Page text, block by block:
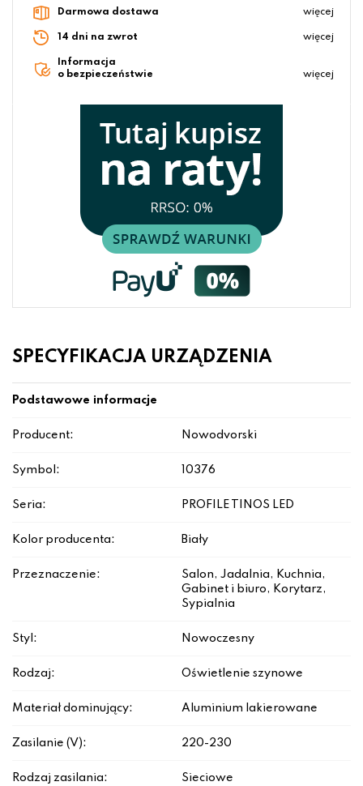
Darmowa dostawa więcej
14 dni na zwrot więcej
Informacja
o bezpieczeństwie
więcej
SPECYFIKACJA URZĄDZENIA
Podstawowe informacje
Producent: Nowodvorski
Symbol: 10376
Seria: PROFILE TINOS LED
Kolor producenta: Biały
Przeznaczenie:
Salon, Jadalnia, Kuchnia,
Gabinet i biuro, Korytarz,
Sypialnia
Styl: Nowoczesny
Rodzaj: Oświetlenie szynowe
Materiał dominujący: Aluminium lakierowane
Zasilanie (V): 220-230
Rodzaj zasilania: Sieciowe